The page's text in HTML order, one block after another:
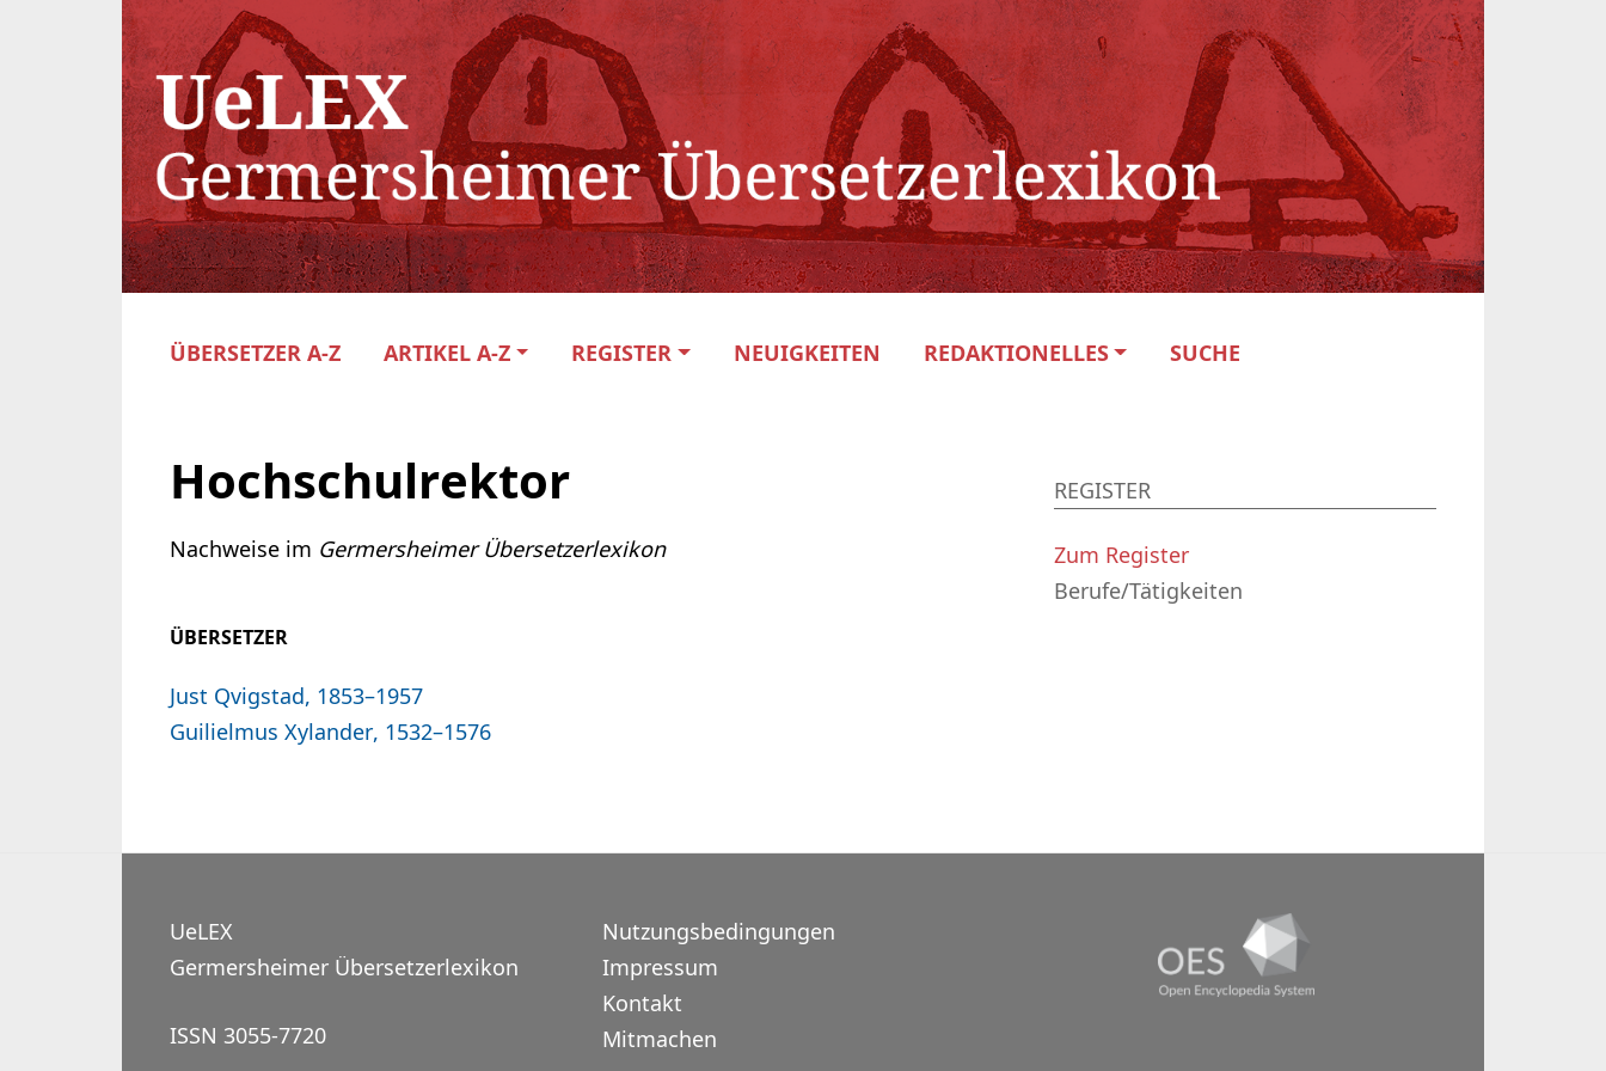
ÜBERSETZER A-Z ARTIKEL A-Z REGISTER NEUIGKEITEN REDAKTIONELLES SUCHE
Hochschulrektor
Nachweise im Germersheimer Übersetzerlexikon
ÜBERSETZER
Just Qvigstad, 1853–1957
Guilielmus Xylander, 1532–1576
REGISTER
Zum Register
Berufe/Tätigkeiten
UeLEX
Germersheimer Übersetzerlexikon
ISSN 3055-7720
Nutzungsbedingungen
Impressum
Kontakt
Mitmachen